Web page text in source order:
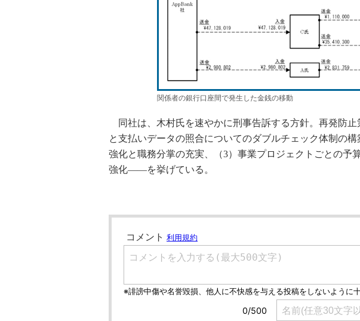
関係者の銀行口座間で発生した金銭の移動
同社は、木村氏を速やかに刑事告訴する方針。再発防止
と支払いデータの照合についてのダブルチェック体制の
強化と職務分掌の充実、（3）事業プロジェクトごとの予
強化――を挙げている。